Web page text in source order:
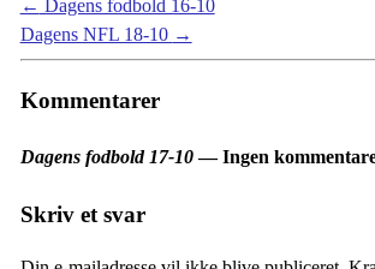
←
Dagens fodbold 16-10
Dagens NFL 18-10 →
Kommentarer
Dagens fodbold 17-10— Ingen
Skriv et svar